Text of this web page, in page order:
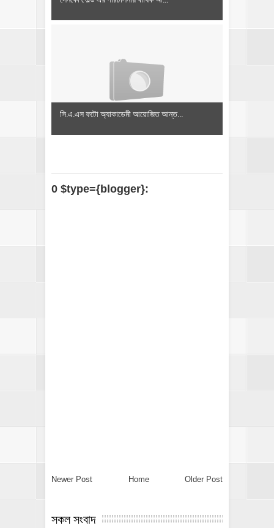
সি.এ.এস ফটো অ্যাকাডেমী আয়োজিত আন্ত...
0 $type={blogger}:
Newer Post Older Post
Home
সকল সংবাদ